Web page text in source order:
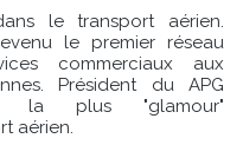
le transport aérien.
le premier réseau
commerciaux aux
Président du APG
la plus "glamour"
aérien.